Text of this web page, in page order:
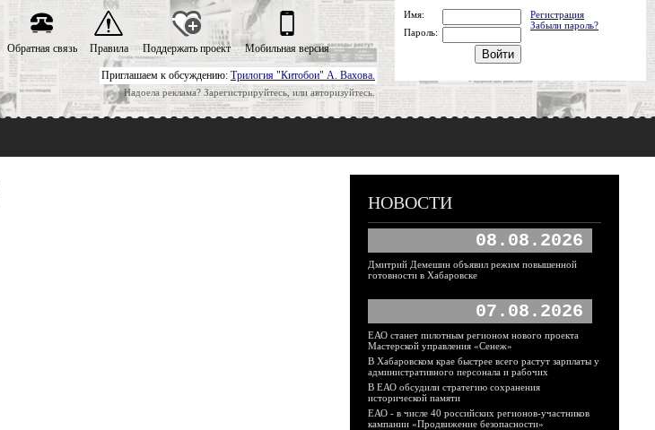
Приглашаем к обсуждению: Трилогия "Китобои" А. Вахова.
Надоела реклама? Зарегистрируйтесь, или авторизуйтесь.
Обратная связь Правила Поддержать проект Мобильная версия
Имя:
Регистрация
Забыли пароль?
Пароль:
НОВОСТИ
08.08.2026
Дмитрий Демешин объявил режим повышенной
готовности в Хабаровске
07.08.2026
ЕАО станет пилотным регионом нового проекта
Мастерской управления «Сенеж»
В Хабаровском крае быстрее всего растут зарплаты у
административного персонала и рабочих
В ЕАО обсудили стратегию сохранения
исторической памяти
ЕАО - в числе 40 российских регионов-участников
кампании «Продвижение безопасности»